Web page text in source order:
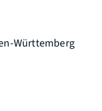
Württemberg